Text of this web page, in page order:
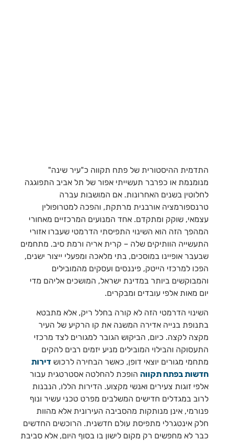
התדמית ההיסטורית של פתח תקווה כ"עיר שינה"
מנומנמת או כפרבר תעשייתי אפור של תל אביב התפוגגה
לחלוטין בשנים האחרונות. אם המושבות עברה
טרנספורמציה אורבנית מרתקת, והפכה למטרופולין
עצמאי, שוקק ומתקדם. אחד המנועים המרכזיים מאחורי
המהפך הזה הוא השינוי התפיסתי הדרמטי שעברו אזורי
התעשייה הוותיקים שלה – קרית אריה ורמת סיב. מתחמים
שבעבר אופיינו במוסכים, בתי מלאכה ומפעלי ייצור ישנים,
הפכו למרכזי הייטק, פיננסים ועסקים מהמובילים
והמבוקשים ביותר במדינת ישראל, המושכים אליהם מדי
יום מאות אלפי עובדים ומבקרים.
השינוי הדרמטי הזה לא קורה בחלל ריק, אלא מתבטא
בתנופת בנייה אדירה המשנה את קו הרקיע של העיר
מקצה לקצה. כיום, הביקוש הגובר למגורים לצד מרכזי
התעסוקה והבילוי המובילים מניע יזמים רבים להקים
מתחמי מגורים יוצאי דופן, כאשר הבחירה לרכוש דירות
חדשות בפתח תקווה הופכת להחלטה אסטרטגית עבור
אלפי זוגות צעירים ואנשי מקצוע. הדירות הללו, הנבנות
לרוב במגדלים חדישים המשלבים מפרט טכני עשיר ונוף
פנורמי, אינן מנותקות מהסביבה העירונית אלא מהוות
חלק אינטגרלי מתפיסת עולם חדשנית. הרוכשים החדשים
כבר לא מחפשים רק מקום לישון בו בסוף היום, אלא סביבת